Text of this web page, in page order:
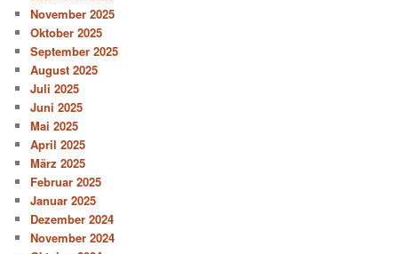
November 2025
Oktober 2025
September 2025
August 2025
Juli 2025
Juni 2025
Mai 2025
April 2025
März 2025
Februar 2025
Januar 2025
Dezember 2024
November 2024